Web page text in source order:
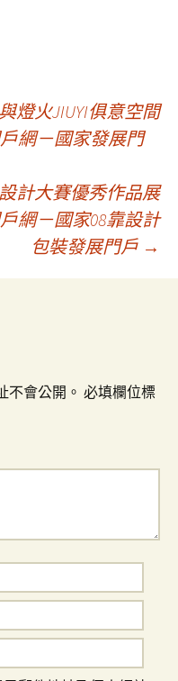
燈火JIUYI俱意空間
網－國家發展門
計大賽優秀作品展
網－國家08靠設計
包裝發展門戶 →
不會公開。 必填欄位標